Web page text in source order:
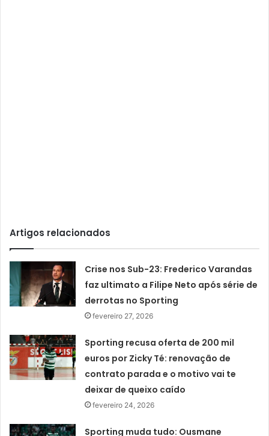
Artigos relacionados
Crise nos Sub-23: Frederico Varandas
faz ultimato a Filipe Neto após série de
derrotas no Sporting
fevereiro 27, 2026
Sporting recusa oferta de 200 mil
euros por Zicky Té: renovação de
contrato parada e o motivo vai te
deixar de queixo caído
fevereiro 24, 2026
Sporting muda tudo: Ousmane